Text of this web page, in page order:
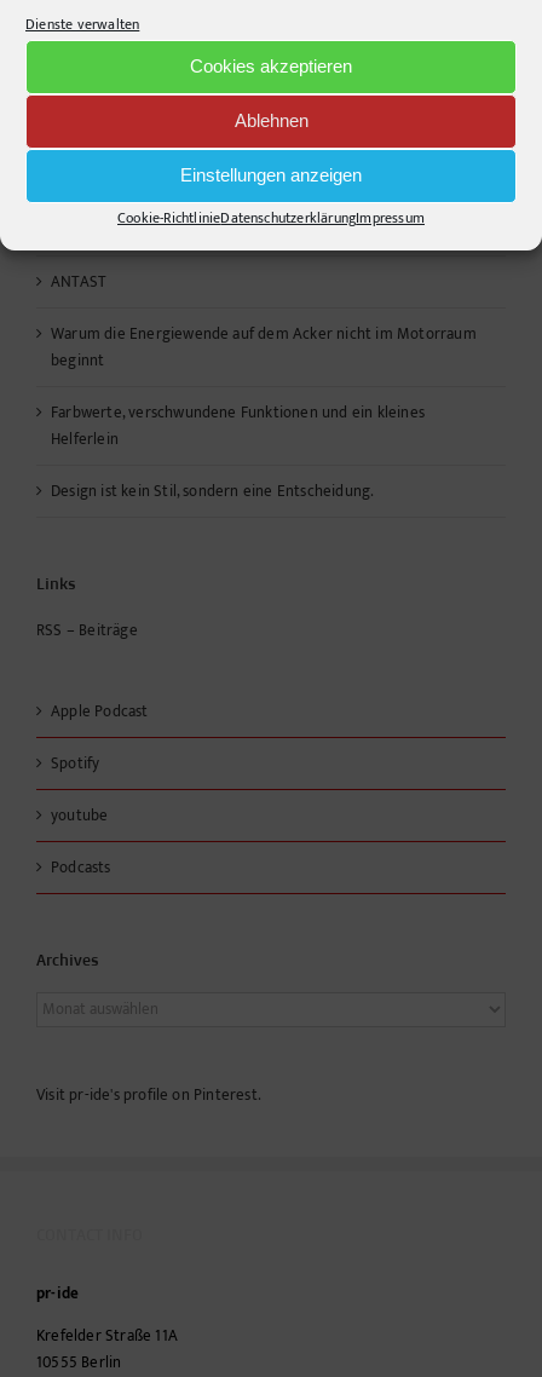
Dienste verwalten
Cookies akzeptieren
Ablehnen
Einstellungen anzeigen
Cookie-RichtlinieDatenschutzerklärungImpressum
Design Study: Eine offene Idee gegen zunehmende Hitze
ANTAST
Warum die Energiewende auf dem Acker nicht im Motorraum
beginnt
Farbwerte, verschwundene Funktionen und ein kleines
Helferlein
Design ist kein Stil, sondern eine Entscheidung.
Links
RSS – Beiträge
Apple Podcast
Spotify
youtube
Podcasts
Archives
Archives
Visit pr-ide's profile on Pinterest.
pr-ide
Krefelder Straße 11A
10555 Berlin